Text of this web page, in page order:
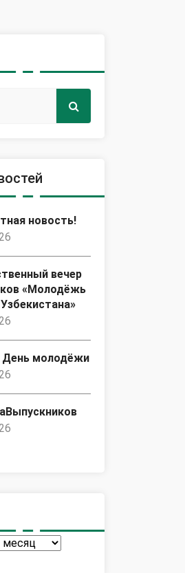
новость!
вечер
«Молодёжь
День молодёжи